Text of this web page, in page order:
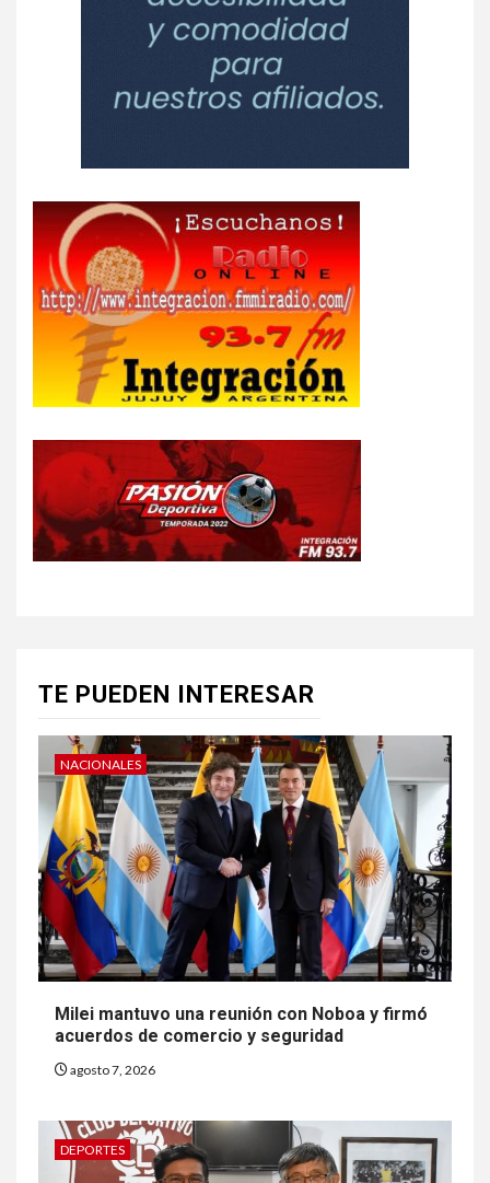
TE PUEDEN INTERESAR
NACIONALES
Milei mantuvo una reunión con Noboa y firmó
acuerdos de comercio y seguridad
agosto 7, 2026
DEPORTES